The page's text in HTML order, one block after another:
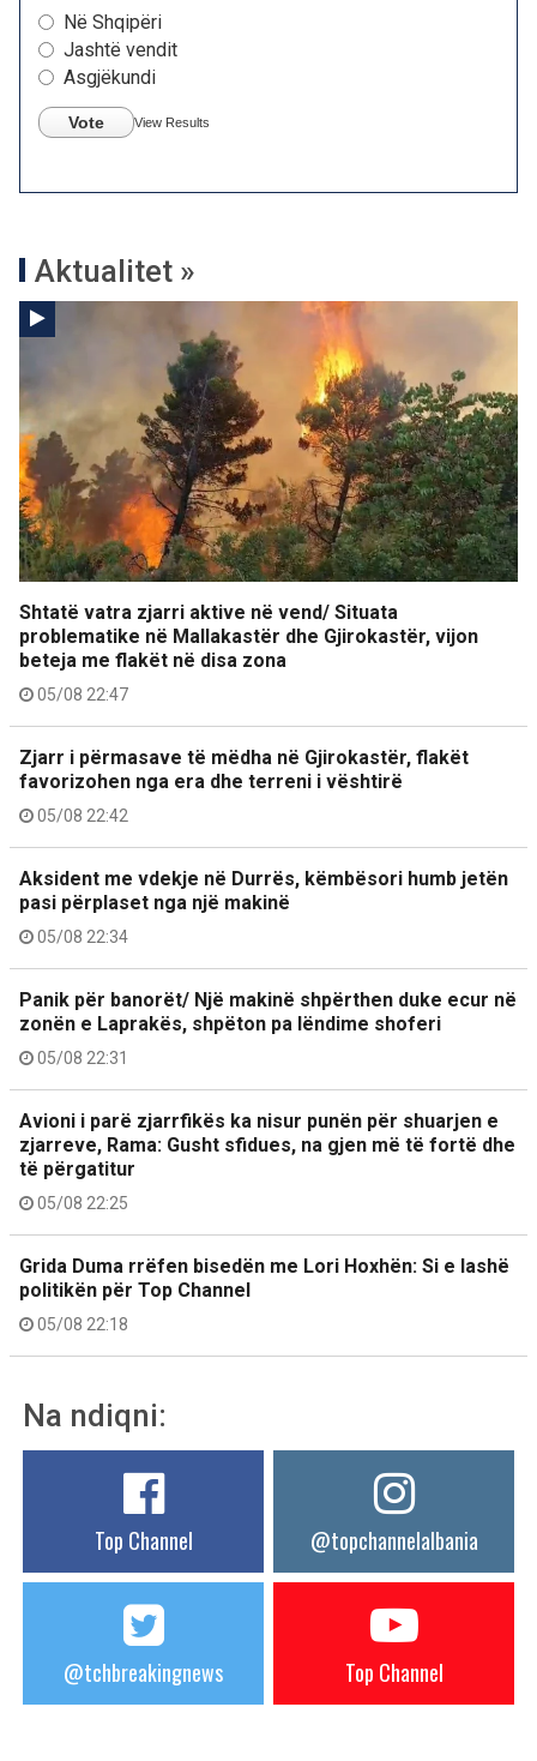
Në Shqipëri
Jashtë vendit
Asgjëkundi
Vote View Results
Aktualitet »
Shtatë vatra zjarri aktive në vend/ Situata
problematike në Mallakastër dhe Gjirokastër, vijon
beteja me flakët në disa zona
05/08 22:47
Zjarr i përmasave të mëdha në Gjirokastër, flakët
favorizohen nga era dhe terreni i vështirë
05/08 22:42
Aksident me vdekje në Durrës, këmbësori humb jetën
pasi përplaset nga një makinë
05/08 22:34
Panik për banorët/ Një makinë shpërthen duke ecur në
zonën e Laprakës, shpëton pa lëndime shoferi
05/08 22:31
Avioni i parë zjarrfikës ka nisur punën për shuarjen e
zjarreve, Rama: Gusht sfidues, na gjen më të fortë dhe
të përgatitur
05/08 22:25
Grida Duma rrëfen bisedën me Lori Hoxhën: Si e lashë
politikën për Top Channel
05/08 22:18
Na ndiqni:
Top Channel @topchannelalbania
@tchbreakingnews Top Channel